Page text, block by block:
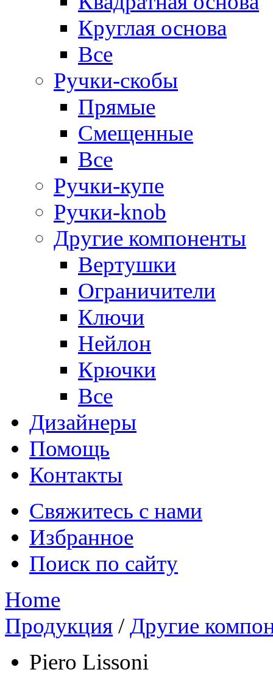
Круглая основа
Все
Ручки-скобы
Прямые
Смещенные
Все
Ручки-купе
Ручки-knob
Другие компоненты
Вертушки
Ограничители
Ключи
Нейлон
Крючки
Все
Дизайнеры
Помощь
Контакты
Свяжитесь с нами
Избранное
Поиск по сайту
Home
Продукция /Другие
Piero Lissoni